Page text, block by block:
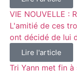
VIE NOUVELLE :
L'amitié de ces
ont décidé de lui
Lire l'article
Tri Yann met fin